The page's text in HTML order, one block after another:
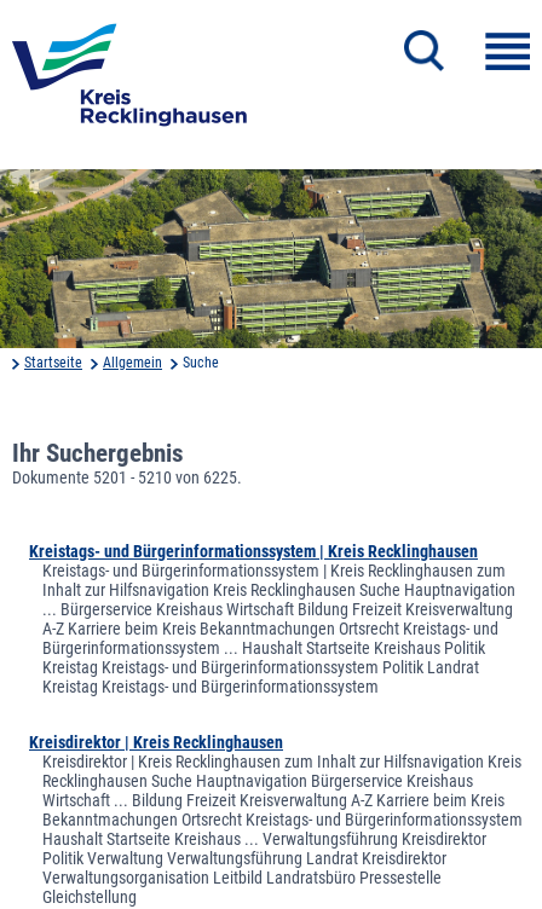
Startseite Allgemein Suche
Ihr Suchergebnis
Dokumente 5201 - 5210 von 6225.
Kreistags- und Bürgerinformationssystem | Kreis Recklinghausen
Kreistags- und Bürgerinformationssystem | Kreis Recklinghausen zum
Inhalt zur Hilfsnavigation Kreis Recklinghausen Suche Hauptnavigation
... Bürgerservice Kreishaus Wirtschaft Bildung Freizeit Kreisverwaltung
A-Z Karriere beim Kreis Bekanntmachungen Ortsrecht Kreistags- und
Bürgerinformationssystem ... Haushalt Startseite Kreishaus Politik
Kreistag Kreistags- und Bürgerinformationssystem Politik Landrat
Kreistag Kreistags- und Bürgerinformationssystem
Kreisdirektor | Kreis Recklinghausen
Kreisdirektor | Kreis Recklinghausen zum Inhalt zur Hilfsnavigation Kreis
Recklinghausen Suche Hauptnavigation Bürgerservice Kreishaus
Wirtschaft ... Bildung Freizeit Kreisverwaltung A-Z Karriere beim Kreis
Bekanntmachungen Ortsrecht Kreistags- und Bürgerinformationssystem
Haushalt Startseite Kreishaus ... Verwaltungsführung Kreisdirektor
Politik Verwaltung Verwaltungsführung Landrat Kreisdirektor
Verwaltungsorganisation Leitbild Landratsbüro Pressestelle
Gleichstellung